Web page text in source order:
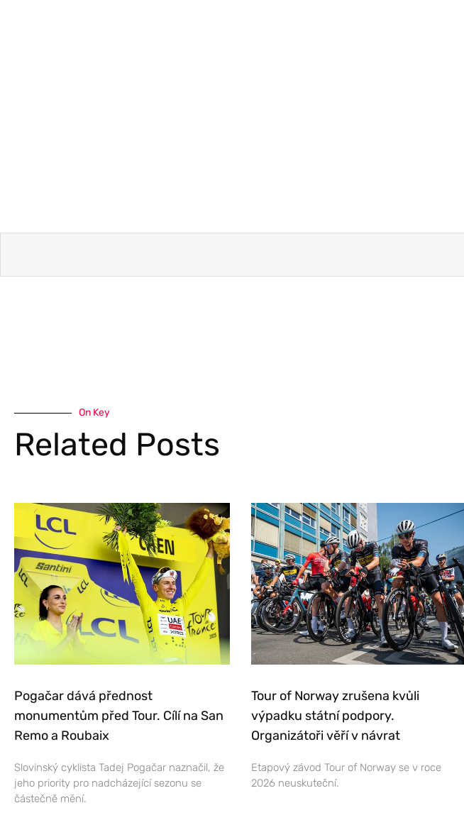
On Key
Related Posts
Pogačar dává přednost
monumentům před Tour. Cílí na San
Remo a Roubaix
Slovinský cyklista Tadej Pogačar naznačil, že
jeho priority pro nadcházející sezonu se
částečně mění.
Tour of Norway zrušena kvůli
výpadku státní podpory.
Organizátoři věří v návrat
Etapový závod Tour of Norway se v roce
2026 neuskuteční.